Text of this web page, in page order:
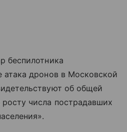
беспилотника
атака дронов в Московской
об общей
числа пострадавших